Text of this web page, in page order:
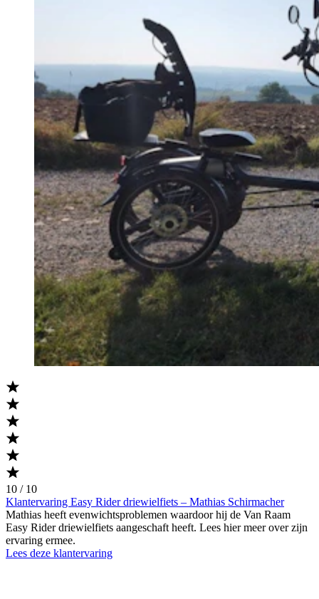
10 / 10
Klantervaring Easy Rider driewielfiets – Mathias Schirmacher
Mathias heeft evenwichtsproblemen waardoor hij de Van Raam
Easy Rider driewielfiets aangeschaft heeft. Lees hier meer over zijn
ervaring ermee.
Lees deze klantervaring